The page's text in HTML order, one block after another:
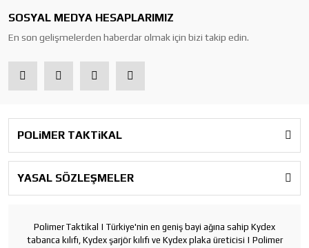
SOSYAL MEDYA HESAPLARIMIZ
En son gelişmelerden haberdar olmak için bizi takip edin.
POLiMER TAKTiKAL
YASAL SÖZLEŞMELER
Polimer Taktikal | Türkiye'nin en geniş bayi ağına sahip Kydex
tabanca kılıfı, Kydex şarjör kılıfı ve Kydex plaka üreticisi | Polimer